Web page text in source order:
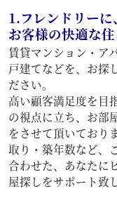
1.フレンドリーに、
お客様の快適な
賃貸マンション・ア
戸建てなどを、お探
ださい。
高い顧客満足度を目
の視点に立ち、お部
をさせて頂いており
取り・築年数など、
合わせた、あなたに
屋探しをサポート致